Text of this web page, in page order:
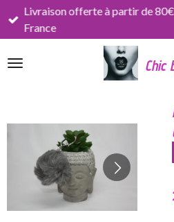
Passer
principal
Chic
Livraison offerte à partir de
France